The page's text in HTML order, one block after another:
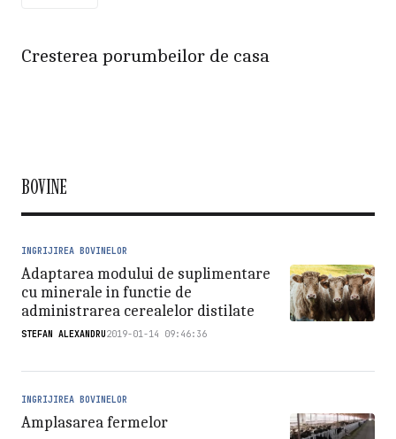
Cresterea porumbeilor de casa
BOVINE
INGRIJIREA BOVINELOR
Adaptarea modului de suplimentare
cu minerale in functie de
administrarea cerealelor distilate
STEFAN ALEXANDRU2019-01-14 09:46:36
INGRIJIREA BOVINELOR
Amplasarea fermelor